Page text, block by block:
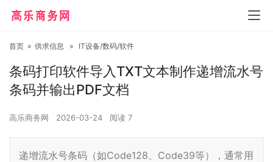
首页 » 供求信息 » IT设备/数码/软件
条码打印软件导入TXT文本制作递增流水号
条码并输出PDF文档
高乐商务网 2026-03-24 阅读 7
递增流水号条码（如Code128、Code39等），通常用